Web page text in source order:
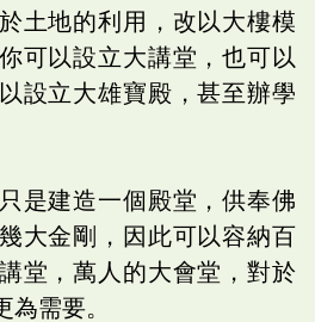
土地的利用，改以大樓模
可以設立大講堂，也可以
設立大雄寶殿，甚至辦學
是建造一個殿堂，供奉佛
大金剛，因此可以容納百
堂，萬人的大會堂，對於
需要。